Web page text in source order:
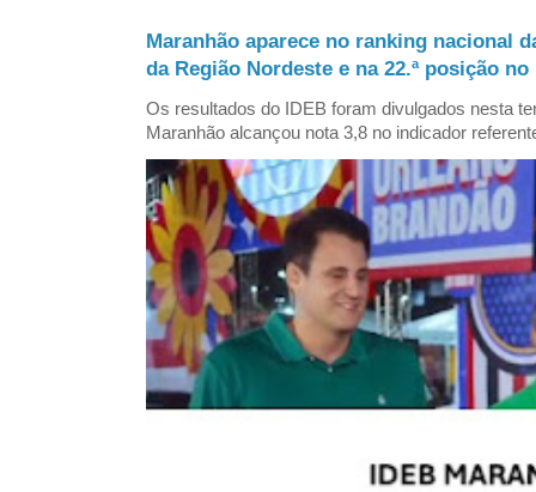
Maranhão aparece no ranking nacional
da Região Nordeste e na 22.ª posição
Os resultados do IDEB foram divulgados nesta
Maranhão alcançou nota 3,8 no indicador